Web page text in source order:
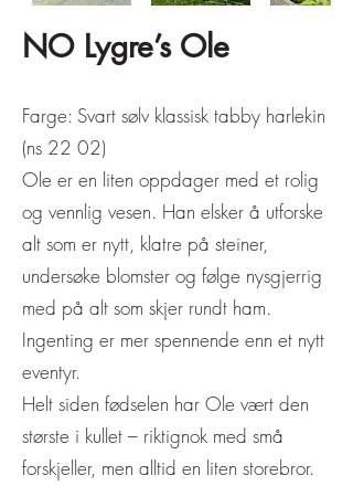
NO Lygre’s Ole
Farge: Svart sølv klassisk tabby harlekin
(ns 22 02)
Ole er en liten oppdager med et rolig
og vennlig vesen. Han elsker å utforske
alt som er nytt, klatre på steiner,
undersøke blomster og følge nysgjerrig
med på alt som skjer rundt ham.
Ingenting er mer spennende enn et nytt
eventyr.
Helt siden fødselen har Ole vært den
største i kullet – riktignok med små
forskjeller, men alltid en liten storebror.